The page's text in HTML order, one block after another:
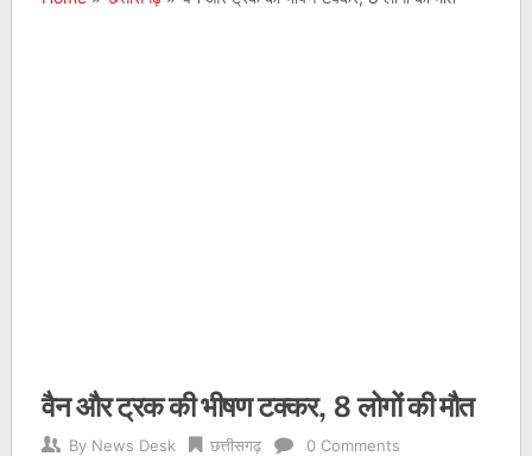
वैन और ट्रक की भीषण टक्कर, 8 लोगों की मौत
By News Desk छत्तीसगढ़ 0 Comments